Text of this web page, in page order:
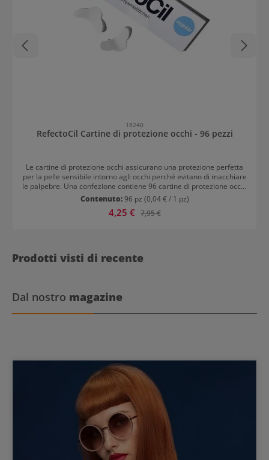
18240
RefectoCil Cartine di protezione occhi - 96 pezzi
Le cartine di protezione occhi assicurano una protezione perfetta
per la pelle sensibile intorno agli occhi perché evitano di macchiare
le palpebre. Una confezione contiene 96 cartine di protezione occhi
che sono sufficienti per 48 applicazioni.
Contenuto:96 pz (0,04 € / 1 pz)
Prezzo di vendita:
4,25 € Prezzo normale:
7,95 €
Prodotti visti di recente
Dal nostro magazine